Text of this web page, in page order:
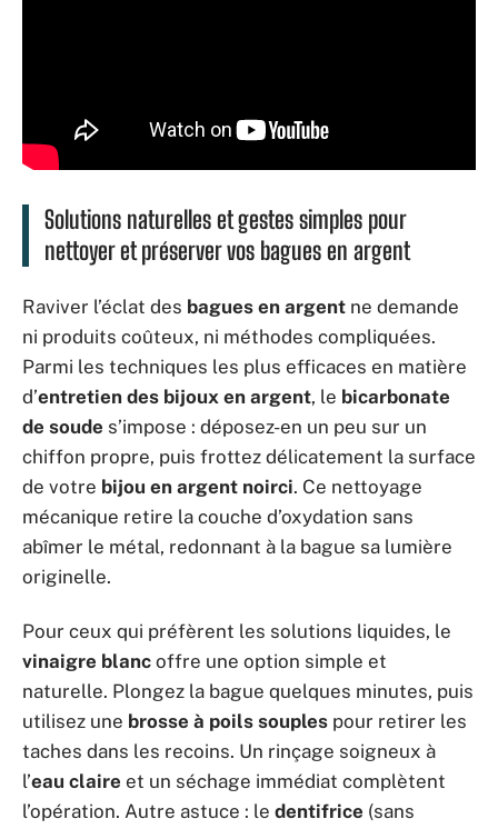
Solutions naturelles et gestes simples pour
nettoyer et préserver vos bagues en argent
Raviver l’éclat des bagues en argent ne demande
ni produits coûteux, ni méthodes compliquées.
Parmi les techniques les plus efficaces en matière
d’entretien des bijoux en argent, le bicarbonate
de soude s’impose : déposez-en un peu sur un
chiffon propre, puis frottez délicatement la surface
de votre bijou en argent noirci. Ce nettoyage
mécanique retire la couche d’oxydation sans
abîmer le métal, redonnant à la bague sa lumière
originelle.
Pour ceux qui préfèrent les solutions liquides, le
vinaigre blanc offre une option simple et
naturelle. Plongez la bague quelques minutes, puis
utilisez une brosse à poils souples pour retirer les
taches dans les recoins. Un rinçage soigneux à
l’eau claire et un séchage immédiat complètent
l’opération. Autre astuce : le dentifrice (sans